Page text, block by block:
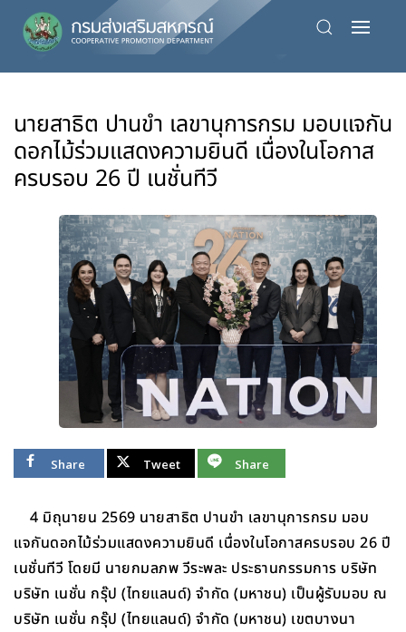
Skip
to
content
นายสาธิต ปานขำ เลขานุการกรม มอบแจกัน
ดอกไม้ร่วมแสดงความยินดี เนื่องในโอกาส
ครบรอบ 26 ปี เนชั่นทีวี
Share Tweet Share
4 มิถุนายน 2569 นายสาธิต ปานขำ เลขานุการกรม มอบ
แจกันดอกไม้ร่วมแสดงความยินดี เนื่องในโอกาสครบรอบ 26 ปี
เนชั่นทีวี โดยมี นายกมลภพ วีระพละ ประธานกรรมการ บริษัท
บริษัท เนชั่น กรุ๊ป (ไทยแลนด์) จำกัด (มหาชน) เป็นผู้รับมอบ ณ
บริษัท เนชั่น กรุ๊ป (ไทยแลนด์) จำกัด (มหาชน) เขตบางนา